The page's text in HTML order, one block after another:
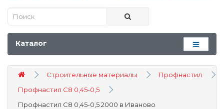
Каталог
Строительные материалы
Профнастил
Профнастил С8 0,45-0,5
Профнастил С8 0,45-0,5 2000 в Иваново